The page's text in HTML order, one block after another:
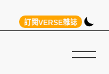
訂閱VERSE雜誌